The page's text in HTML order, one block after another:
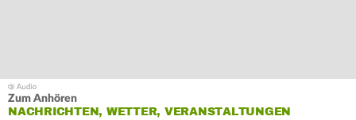
Zum Anhören
NACHRICHTEN, WETTER, VERANSTALTUNGEN